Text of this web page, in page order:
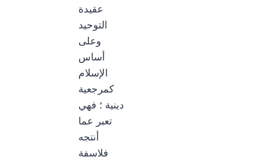
عقيدة
التوحيد
وعلى
أساس
الإسلام
كمرجعية
دينية ؛ فهي
تعبر عما
أنتجه
فلاسفة